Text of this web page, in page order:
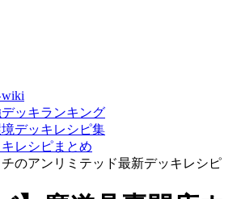
ッキランキング
デッキレシピ集
レシピまとめ
のアンリミテッド最新デッキレシピ